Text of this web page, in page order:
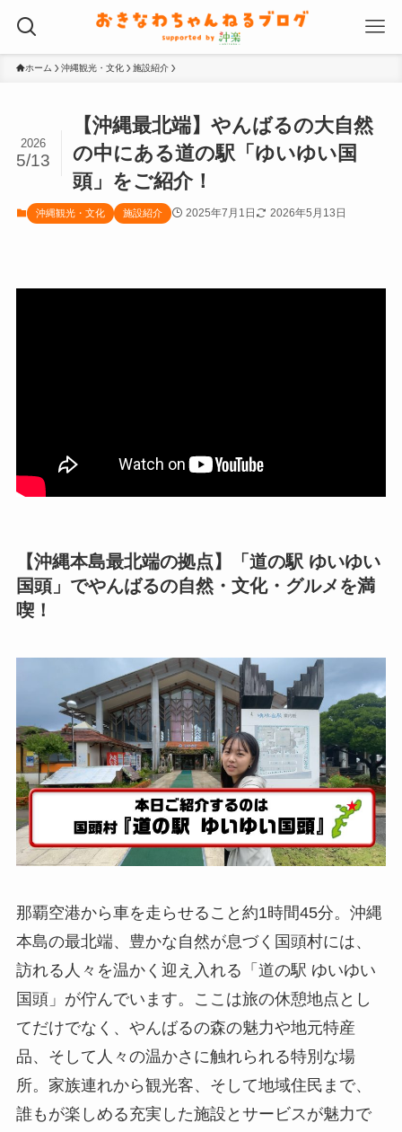
ホーム 沖縄観光・文化 施設紹介
【沖縄最北端】やんばるの大自然
の中にある道の駅「ゆいゆい国
頭」をご紹介！
2026
5/13
沖縄観光・文化 施設紹介 2025年7月1日 2026年5月13日
【沖縄本島最北端の拠点】「道の駅 ゆいゆい
国頭」でやんばるの自然・文化・グルメを満
喫！
那覇空港から車を走らせること約1時間45分。沖縄
本島の最北端、豊かな自然が息づく国頭村には、
訪れる人々を温かく迎え入れる「道の駅 ゆいゆい
国頭」が佇んでいます。ここは旅の休憩地点とし
てだけでなく、やんばるの森の魅力や地元特産
品、そして人々の温かさに触れられる特別な場
所。家族連れから観光客、そして地域住民まで、
誰もが楽しめる充実した施設とサービスが魅力で